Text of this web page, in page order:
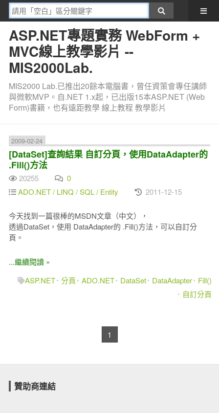
ASP.NET專題實務 WebForm +
MVC線上教學影片 --
MIS2000Lab.
MIS2000 Lab.已推出20餘本電腦書，曾任資策會專任講師
與微軟MVP。自.NET 1.x起，已出版15本ASP.NET (Web
Form)書籍，也有遠距教學 線上教程 教學影片
2009-02-24
[DataSet]查詢結果 自訂分頁，使用DataAdapter的
.Fill()方法
20255
0
ADO.NET / LINQ / SQL / Entity
2011-12-15
今天找到一篇很棒的MSDN文章（中文），
透過DataSet，使用 DataAdapter的 .Fill()方法，可以自訂分
頁。
...繼續閱讀 »
ASP.NET 分頁 ADO.NET DataSet DataAdapter
Fill()
自訂分頁
1
贊助商連結